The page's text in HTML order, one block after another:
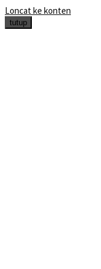
Loncat ke konten
tutup